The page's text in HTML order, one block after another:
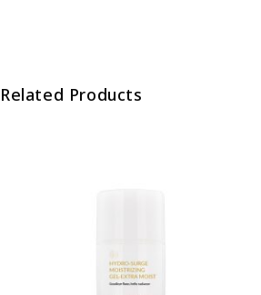
Related Products